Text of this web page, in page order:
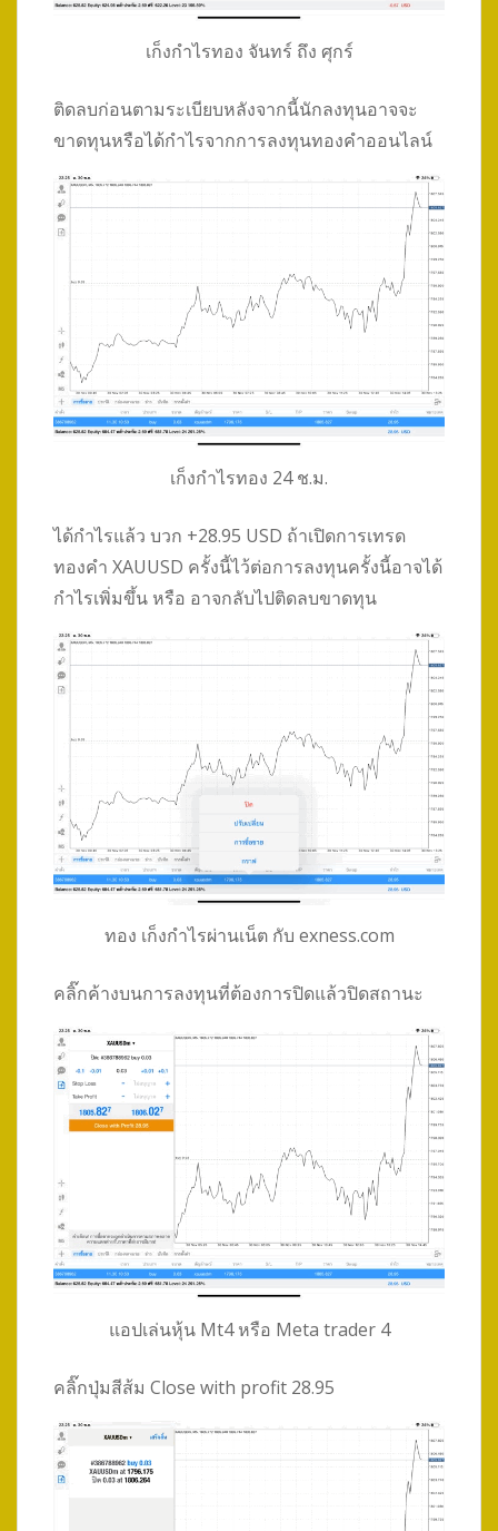
เก็งกำไรทอง จันทร์ ถึง ศุกร์
ติดลบก่อนตามระเบียบหลังจากนี้นักลงทุนอาจจะ
ขาดทุนหรือได้กำไรจากการลงทุนทองคำออนไลน์
เก็งกำไรทอง 24 ช.ม.
ได้กำไรแล้ว บวก +28.95 USD ถ้าเปิดการเทรด
ทองคำ XAUUSD ครั้งนี้ไว้ต่อการลงทุนครั้งนี้อาจได้
กำไรเพิ่มขึ้น หรือ อาจกลับไปติดลบขาดทุน
ทอง เก็งกำไรผ่านเน็ต กับ exness.com
คลิ๊กค้างบนการลงทุนที่ต้องการปิดแล้วปิดสถานะ
แอปเล่นหุ้น Mt4 หรือ Meta trader 4
คลิ๊กปุ่มสีส้ม Close with profit 28.95